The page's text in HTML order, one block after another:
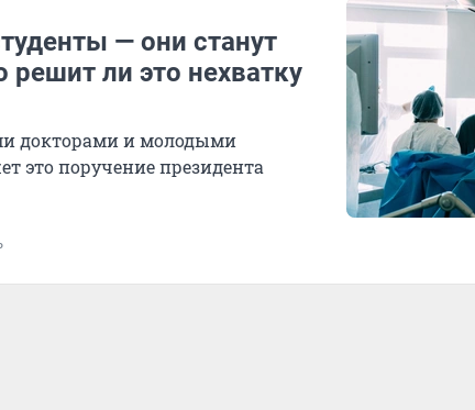
— они станут
ли это нехватку
докторами и молодыми
это поручение президента